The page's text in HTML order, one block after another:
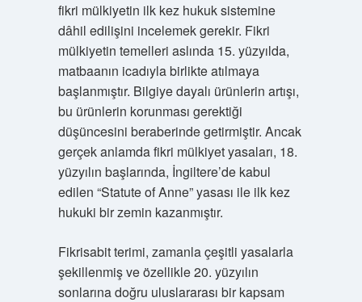
fikri mülkiyetin ilk kez hukuk sistemine
dâhil edilişini incelemek gerekir. Fikri
mülkiyetin temelleri aslında 15. yüzyılda,
matbaanın icadıyla birlikte atılmaya
başlanmıştır. Bilgiye dayalı ürünlerin artışı,
bu ürünlerin korunması gerektiği
düşüncesini beraberinde getirmiştir. Ancak
gerçek anlamda fikri mülkiyet yasaları, 18.
yüzyılın başlarında, İngiltere’de kabul
edilen “Statute of Anne” yasası ile ilk kez
hukuki bir zemin kazanmıştır.
Fikrisabit terimi, zamanla çeşitli yasalarla
şekillenmiş ve özellikle 20. yüzyılın
sonlarına doğru uluslararası bir kapsam